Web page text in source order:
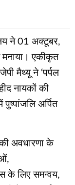
ने 01 अक्टूबर,
एकीकृत
मैथ्यू ने ‘पर्पल
नायकों की
पुष्पांजलि अर्पित
अवधारणा के
के लिए समन्वय,